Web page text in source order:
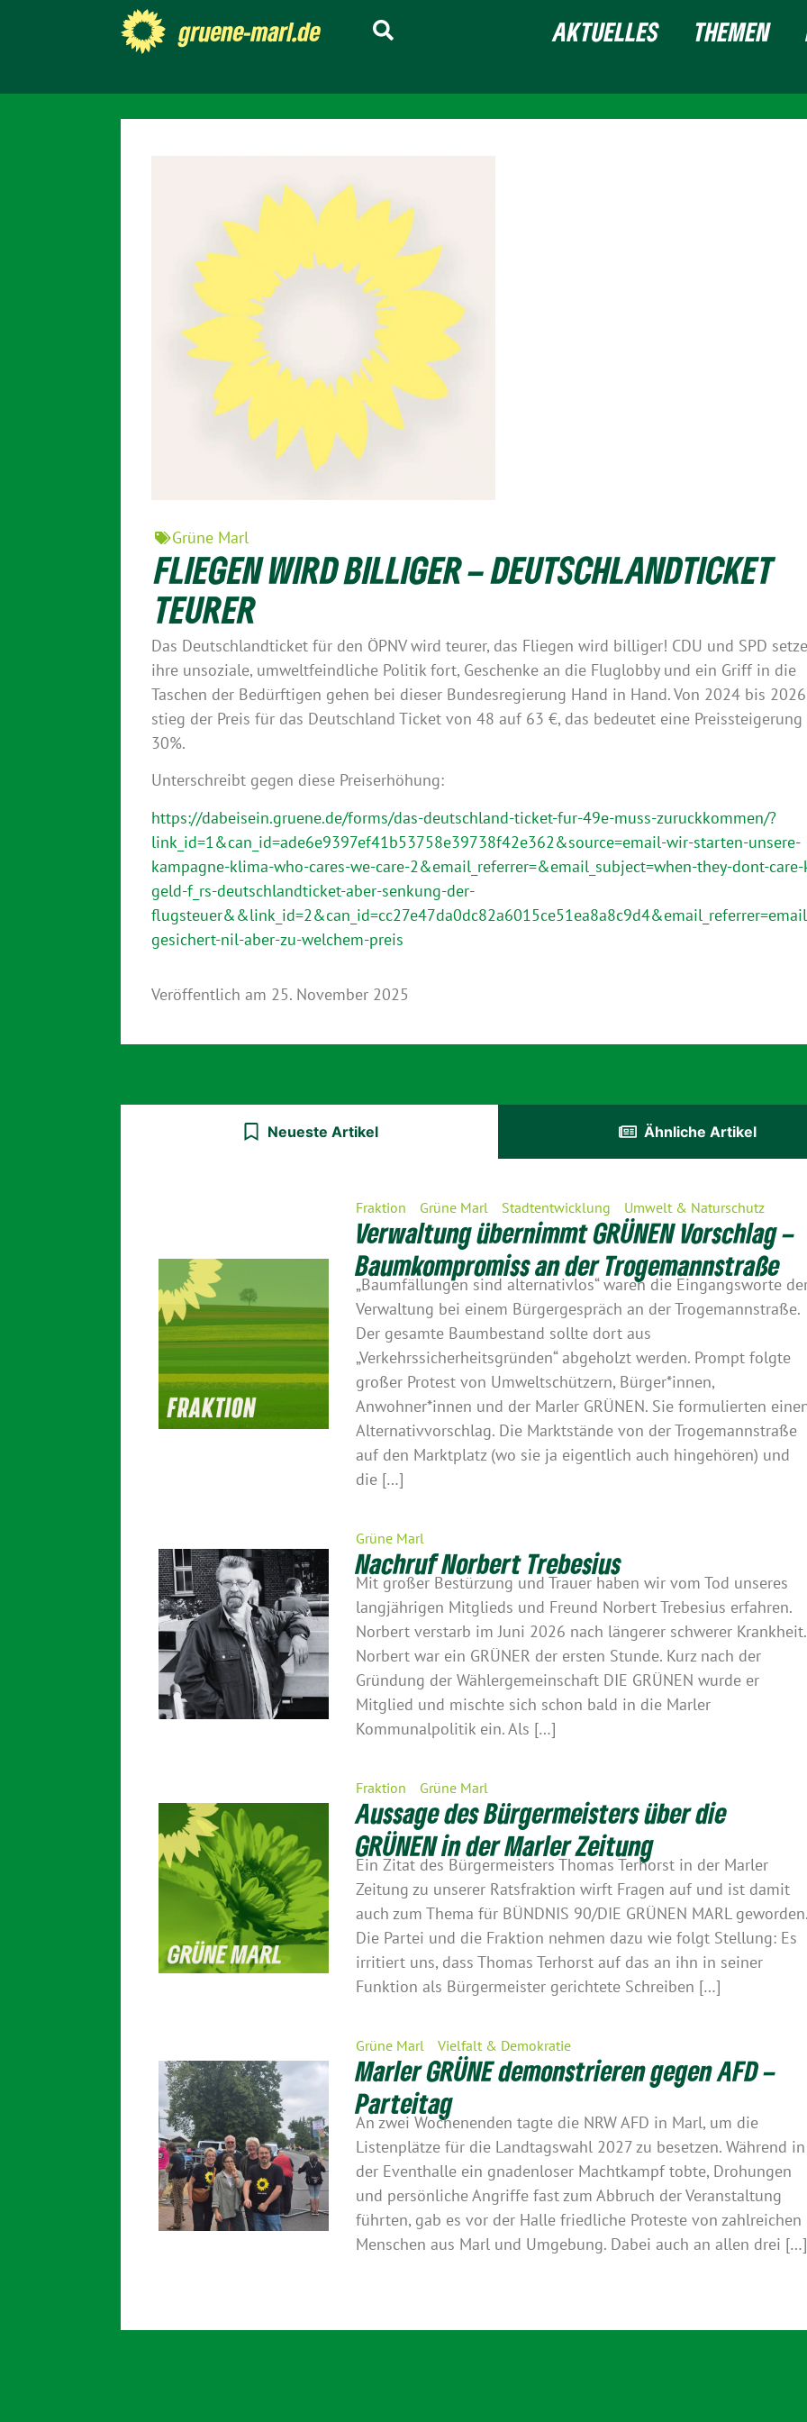
gruene-marl.de AKTUELLES THEMEN
Grüne Marl
FLIEGEN WIRD BILLIGER – DEUTSCHLANDTICKET
TEURER
Das Deutschlandticket für den ÖPNV wird teurer, das Fliegen wird billiger! CDU und SPD
ihre unsoziale, umweltfeindliche Politik fort, Geschenke an die Fluglobby und ein Griff in die
Taschen der Bedürftigen gehen bei dieser Bundesregierung Hand in Hand. Von 2024 bis 2026
stieg der Preis für das Deutschland Ticket von 48 auf 63 €, das bedeutet eine
30%.
Unterschreibt gegen diese Preiserhöhung:
https://dabeisein.gruene.de/forms/das-deutschland-ticket-fur-49e-muss-zuruckkommen/?
link_id=1&can_id=ade6e9397ef41b53758e39738f42e362&source=email-wir-starten-unsere-
kampagne-klima-who-cares-we-care-2&email_referrer=&email_subject=when-they-dont-
geld-f_rs-deutschlandticket-aber-senkung-der-
gesichert-nil-aber-zu-welchem-preis
Veröffentlich am 25. November 2025
Neueste Artikel Ähnliche Artikel
Fraktion Grüne Marl Stadtentwicklung Umwelt & Naturschutz
Verwaltung übernimmt GRÜNEN Vorschlag –
Baumkompromiss an der Trogemannstraße
„Baumfällungen sind alternativlos“ waren die Eingangsworte
Verwaltung bei einem Bürgergespräch an der Trogemannstraße.
Der gesamte Baumbestand sollte dort aus
„Verkehrssicherheitsgründen“ abgeholzt werden. Prompt folgte
großer Protest von Umweltschützern, Bürger*innen,
Anwohner*innen und der Marler GRÜNEN. Sie formulierten
Alternativvorschlag. Die Marktstände von der Trogemannstraße
auf den Marktplatz (wo sie ja eigentlich auch hingehören) und
die […]
Grüne Marl
Nachruf Norbert Trebesius
Mit großer Bestürzung und Trauer haben wir vom Tod unseres
langjährigen Mitglieds und Freund Norbert Trebesius erfahren.
Norbert verstarb im Juni 2026 nach längerer schwerer Krankheit.
Norbert war ein GRÜNER der ersten Stunde. Kurz nach der
Gründung der Wählergemeinschaft DIE GRÜNEN wurde er
Mitglied und mischte sich schon bald in die Marler
Kommunalpolitik ein. Als […]
Fraktion Grüne Marl
Aussage des Bürgermeisters über die
GRÜNEN in der Marler Zeitung
Ein Zitat des Bürgermeisters Thomas Terhorst in der Marler
Zeitung zu unserer Ratsfraktion wirft Fragen auf und ist damit
auch zum Thema für BÜNDNIS 90/DIE GRÜNEN MARL
Die Partei und die Fraktion nehmen dazu wie folgt Stellung: Es
irritiert uns, dass Thomas Terhorst auf das an ihn in seiner
Funktion als Bürgermeister gerichtete Schreiben […]
Grüne Marl Vielfalt & Demokratie
Marler GRÜNE demonstrieren gegen AFD –
Parteitag
An zwei Wochenenden tagte die NRW AFD in Marl, um die
Listenplätze für die Landtagswahl 2027 zu besetzen. Während in
der Eventhalle ein gnadenloser Machtkampf tobte, Drohungen
und persönliche Angriffe fast zum Abbruch der Veranstaltung
führten, gab es vor der Halle friedliche Proteste von zahlreichen
Menschen aus Marl und Umgebung. Dabei auch an allen drei […]